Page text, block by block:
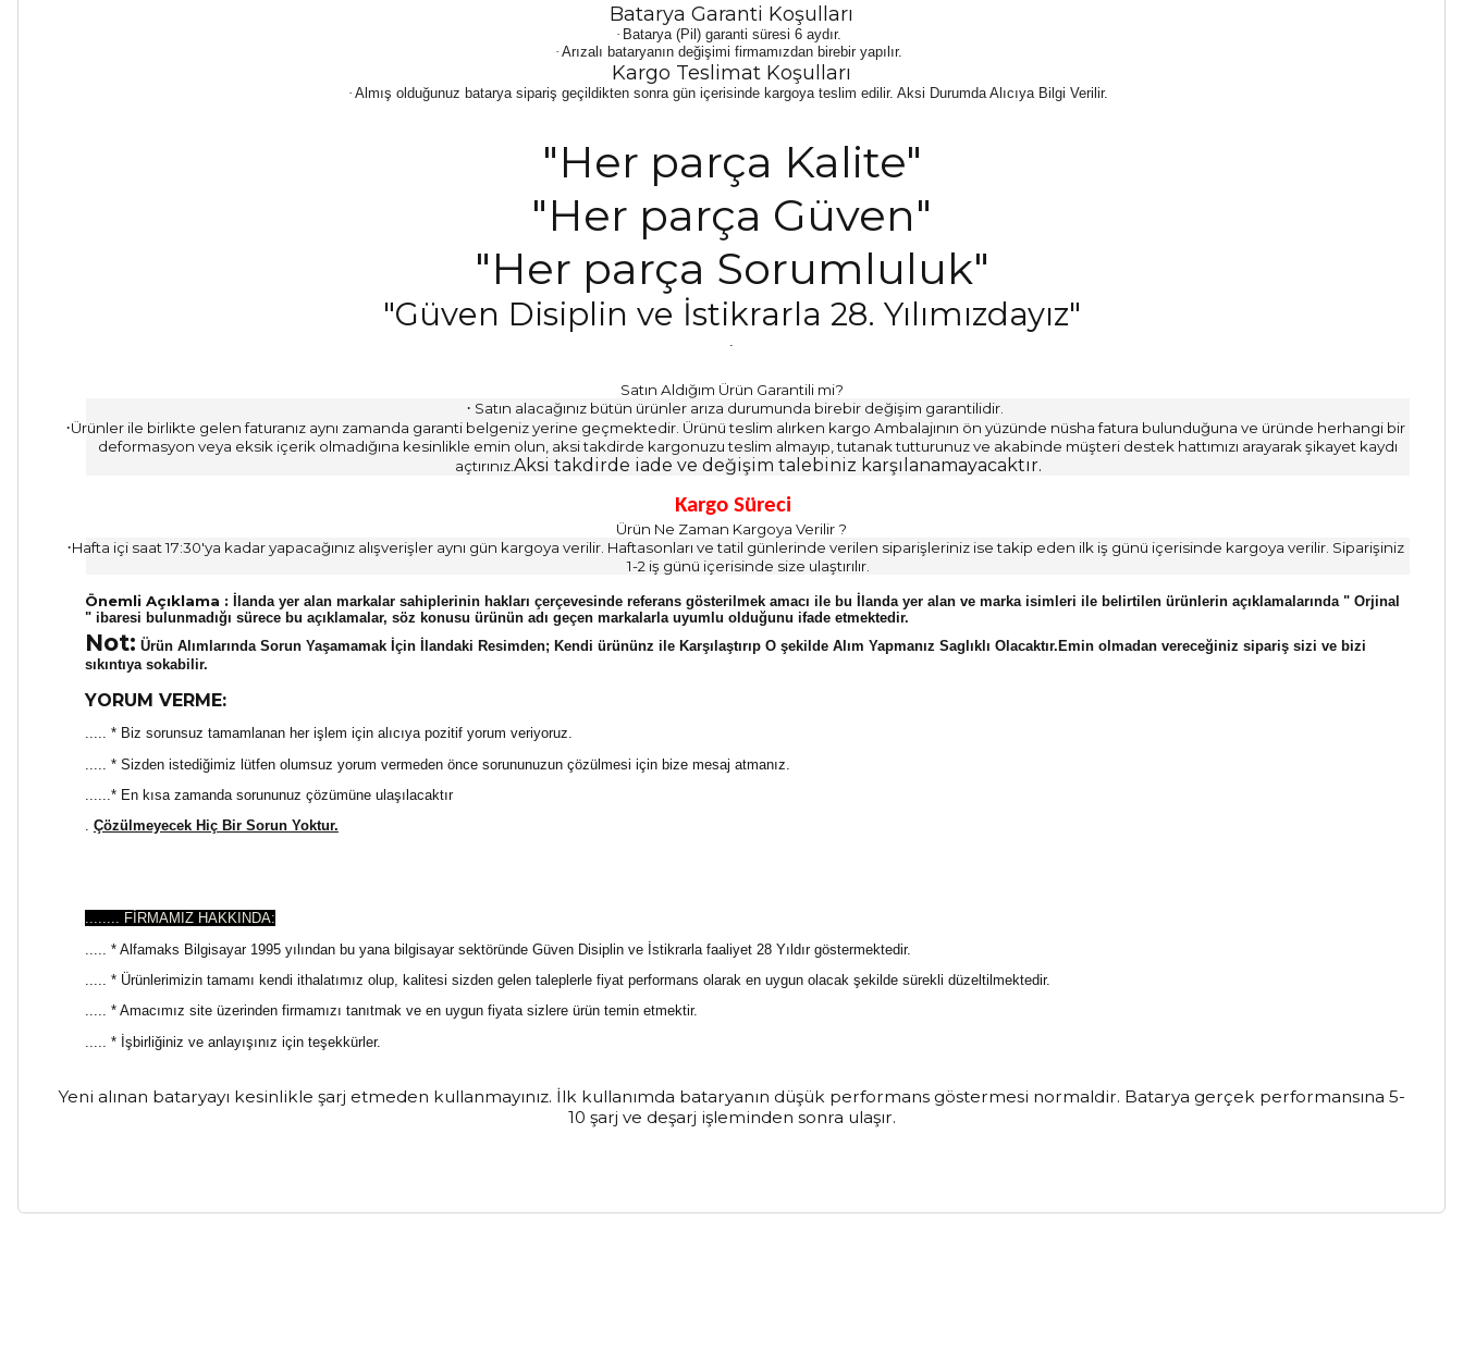
Batarya Garanti Koşulları
· Batarya (Pil) garanti süresi 6 aydır.
· Arızalı bataryanın değişimi firmamızdan birebir yapılır.
Kargo Teslimat Koşulları
· Almış olduğunuz batarya sipariş geçildikten sonra gün içerisinde kargoya teslim edilir. Aksi Durumda Alıcıya Bilgi Verilir.
"Her parça Kalite"
"Her parça Güven"
"Her parça Sorumluluk"
"Güven Disiplin ve İstikrarla 28. Yılımızdayız"
Satın Aldığım Ürün Garantili mi?
· Satın alacağınız bütün ürünler arıza durumunda birebir değişim garantilidir.
·Ürünler ile birlikte gelen faturanız aynı zamanda garanti belgeniz yerine geçmektedir. Ürünü teslim alırken kargo Ambalajının ön yüzünde nüsha fatura bulunduğuna ve üründe herhangi bir
deformasyon veya eksik içerik olmadığına kesinlikle emin olun, aksi takdirde kargonuzu teslim almayıp, tutanak tutturunuz ve akabinde müşteri destek hattımızı arayarak şikayet kaydı
açtırınız.Aksi takdirde iade ve değişim talebiniz karşılanamayacaktır.
Kargo Süreci
Ürün Ne Zaman Kargoya Verilir ?
·Hafta içi saat 17:30'ya kadar yapacağınız alışverişler aynı gün kargoya verilir. Haftasonları ve tatil günlerinde verilen siparişleriniz ise takip eden ilk iş günü içerisinde kargoya verilir. Siparişiniz
1-2 iş günü içerisinde size ulaştırılır.
Önemli Açıklama : İlanda yer alan markalar sahiplerinin hakları çerçevesinde referans gösterilmek amacı ile bu İlanda yer alan ve marka isimleri ile belirtilen ürünlerin açıklamalarında " Orjinal
" ibaresi bulunmadığı sürece bu açıklamalar, söz konusu ürünün adı geçen markalarla uyumlu olduğunu ifade etmektedir.
Not: Ürün Alımlarında Sorun Yaşamamak İçin İlandaki Resimden; Kendi ürününz ile Karşılaştırıp O şekilde Alım Yapmanız Saglıklı Olacaktır.Emin olmadan vereceğiniz sipariş sizi ve bizi
sıkıntıya sokabilir.
YORUM VERME:
..... * Biz sorunsuz tamamlanan her işlem için alıcıya pozitif yorum veriyoruz.
..... * Sizden istediğimiz lütfen olumsuz yorum vermeden önce sorununuzun çözülmesi için bize mesaj atmanız.
......* En kısa zamanda sorununuz çözümüne ulaşılacaktır
. Çözülmeyecek Hiç Bir Sorun Yoktur.
........ FİRMAMIZ HAKKINDA:
..... * Alfamaks Bilgisayar 1995 yılından bu yana bilgisayar sektöründe Güven Disiplin ve İstikrarla faaliyet 28 Yıldır göstermektedir.
..... * Ürünlerimizin tamamı kendi ithalatımız olup, kalitesi sizden gelen taleplerle fiyat performans olarak en uygun olacak şekilde sürekli düzeltilmektedir.
..... * Amacımız site üzerinden firmamızı tanıtmak ve en uygun fiyata sizlere ürün temin etmektir.
..... * İşbirliğiniz ve anlayışınız için teşekkürler.
Yeni alınan bataryayı kesinlikle şarj etmeden kullanmayınız. İlk kullanımda bataryanın düşük performans göstermesi normaldir. Batarya gerçek performansına 5-
10 şarj ve deşarj işleminden sonra ulaşır.